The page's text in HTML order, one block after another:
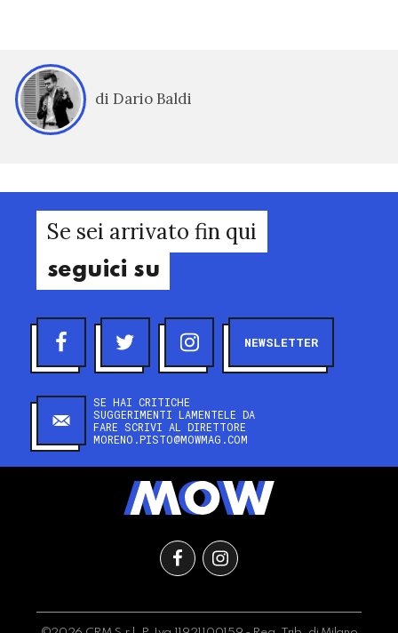
di Dario Baldi
Se sei arrivato fin qui
seguici su
NEWSLETTER
SE HAI CRITICHE
SUGGERIMENTI LAMENTELE DA
FARE SCRIVI AL DIRETTORE
MORENO.PISTO@MOWMAG.COM